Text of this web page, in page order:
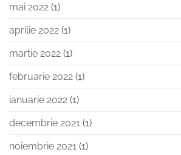
mai 2022 (1)
aprilie 2022 (1)
martie 2022 (1)
februarie 2022 (1)
ianuarie 2022 (1)
decembrie 2021 (1)
noiembrie 2021 (1)